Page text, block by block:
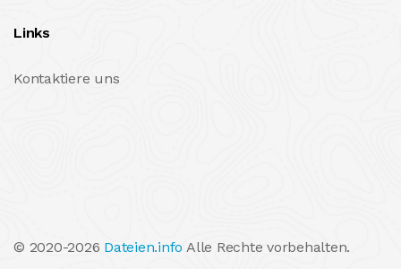
Links
Kontaktiere uns
© 2020-2026 Dateien.info Alle Rechte vorbehalten.